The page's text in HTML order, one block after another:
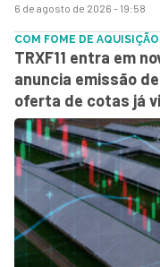
6 de agosto de 2026 - 19:58
COM FOME DE AQUISIÇÃO
TRXF11 entra em
anuncia emissão
oferta de cotas já